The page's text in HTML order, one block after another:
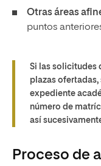
Otras áreas
puntos
Si las solicitudes
plazas ofertadas,
expediente
número de
así
Proceso de